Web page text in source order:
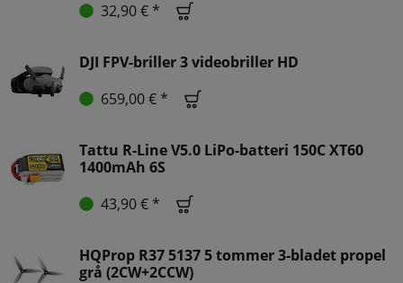
32,90 € *
DJI FPV-briller 3 videobriller HD
659,00 € *
Tattu R-Line V5.0 LiPo-batteri 150C XT60
1400mAh 6S
43,90 € *
HQProp R37 5137 5 tommer 3-bladet propel
grå (2CW+2CCW)